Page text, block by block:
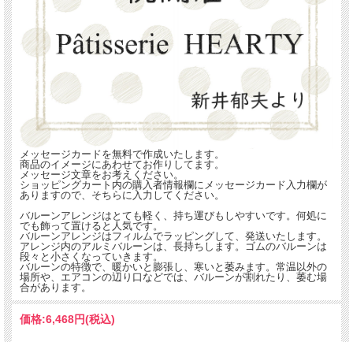
メッセージカードを無料で作成いたします。
商品のイメージにあわせてお作りしてます。
メッセージ文章をお考えください。
ショッピングカート内の購入者情報欄にメッセージカード入力欄が
ありますので、そちらに入力してください。
バルーンアレンジはとても軽く、持ち運びもしやすいです。何処に
でも飾って置けると人気です。
バルーンアレンジはフィルムでラッピングして、発送いたします。
アレンジ内のアルミバルーンは、長持ちします。ゴムのバルーンは
段々と小さくなっていきます。
バルーンの特徴で、暖かいと膨張し、寒いと萎みます。常温以外の
場所や、エアコンの辺り口などでは、バルーンが割れたり、萎む場
合があります。
価格:6,468円(税込)